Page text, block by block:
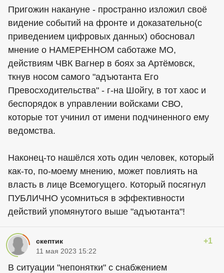
Пригожин накануне - пространно изложил своё
видение событий на фронте и доказательно(с
приведением цифровых данных) обосновал
мнение о НАМЕРЕННОМ саботаже МО,
действиям ЧВК Вагнер в боях за Артёмовск,
ткнув носом самого "адъютанта Его
Превосходительства" - г-на Шойгу, в тот хаос и
беспорядок в управлении войсками СВО,
которые тот учинил от имени подчиненного ему
ведомства.
Наконец-то нашёлся хоть один человек, который
как-то, по-моему мнению, может повлиять на
власть в лице Всемогущего. Который посягнул
ПУБЛИЧНО усомниться в эффективности
действий упомянутого выше "адъютанта"!
скептик +1
11 мая 2023 15:22
В ситуации "непонятки" с снабжением